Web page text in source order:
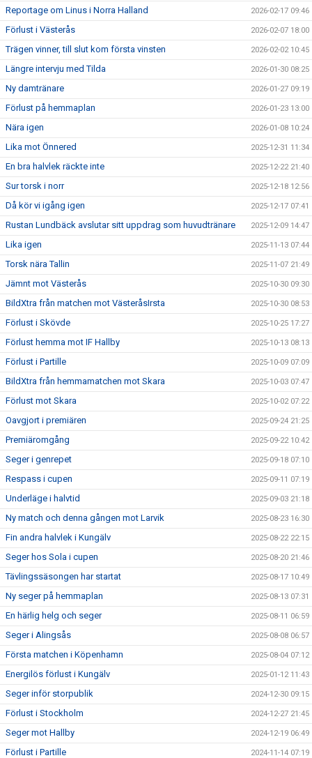
Reportage om Linus i Norra Halland 2026-02-17 09:46
Förlust i Västerås 2026-02-07 18:00
Trägen vinner, till slut kom första vinsten 2026-02-02 10:45
Längre intervju med Tilda 2026-01-30 08:25
Ny damtränare 2026-01-27 09:19
Förlust på hemmaplan 2026-01-23 13:00
Nära igen 2026-01-08 10:24
Lika mot Önnered 2025-12-31 11:34
En bra halvlek räckte inte 2025-12-22 21:40
Sur torsk i norr 2025-12-18 12:56
Då kör vi igång igen 2025-12-17 07:41
Rustan Lundbäck avslutar sitt uppdrag som huvudtränare 2025-12-09 14:47
Lika igen 2025-11-13 07:44
Torsk nära Tallin 2025-11-07 21:49
Jämnt mot Västerås 2025-10-30 09:30
BildXtra från matchen mot VästeråsIrsta 2025-10-30 08:53
Förlust i Skövde 2025-10-25 17:27
Förlust hemma mot IF Hallby 2025-10-13 08:13
Förlust i Partille 2025-10-09 07:09
BildXtra från hemmamatchen mot Skara 2025-10-03 07:47
Förlust mot Skara 2025-10-02 07:22
Oavgjort i premiären 2025-09-24 21:25
Premiäromgång 2025-09-22 10:42
Seger i genrepet 2025-09-18 07:10
Respass i cupen 2025-09-11 07:19
Underläge i halvtid 2025-09-03 21:18
Ny match och denna gången mot Larvik 2025-08-23 16:30
Fin andra halvlek i Kungälv 2025-08-22 22:15
Seger hos Sola i cupen 2025-08-20 21:46
Tävlingssäsongen har startat 2025-08-17 10:49
Ny seger på hemmaplan 2025-08-13 07:31
En härlig helg och seger 2025-08-11 06:59
Seger i Alingsås 2025-08-08 06:57
Första matchen i Köpenhamn 2025-08-04 07:12
Energilös förlust i Kungälv 2025-01-12 11:43
Seger inför storpublik 2024-12-30 09:15
Förlust i Stockholm 2024-12-27 21:45
Seger mot Hallby 2024-12-19 06:49
Förlust i Partille 2024-11-14 07:19